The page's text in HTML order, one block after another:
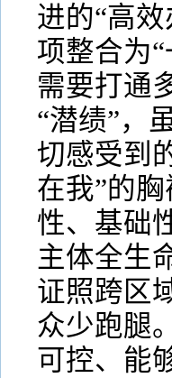
进的“高
项整合为
需要打通
“潜绩”，
切感受到
在我”的
性、基础
主体全生
证照跨区
众少跑腿
可控、能